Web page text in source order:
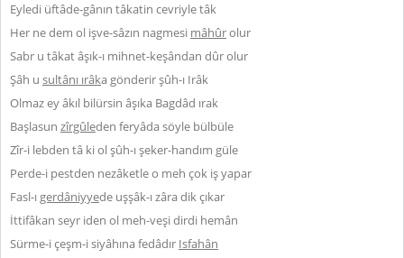
Eyledi üftâde-gânın tâkatin cevriyle tâk
Her ne dem ol işve-sâzın nagmesi mâhûrolur
Sabr u tâkat âşık-ı mihnet-keşândan dûr olur
Şâh u sultânı ırâka gönderir şûh-ı Irâk
Olmaz ey âkıl bilürsin âşıka Bagdâd ırak
Başlasun zîrgûleden feryâda söyle bülbüle
Zîr-i lebden tâ ki ol şûh-ı şeker-handım güle
Perde-i pestden nezâketle o meh çok iş yapar
Fasl-ı gerdâniyyede uşşâk-ı zâra dik çıkar
İttifâkan seyr iden ol meh-veşi dirdi hemân
Sürme-i çeşm-i siyâhına fedâdır Isfahân